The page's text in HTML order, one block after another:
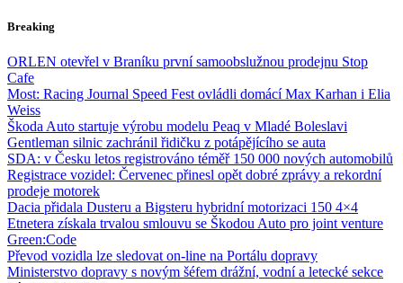
Skip
content
Breaking
ORLEN otevřel v Braníku první samoobslužnou prodejnu Stop
Cafe
Most: Racing Journal Speed Fest ovládli domácí Max Karhan i Elia
Weiss
Škoda Auto startuje výrobu modelu Peaq v Mladé Boleslavi
Gentleman silnic zachránil řidičku z potápějícího se auta
SDA: v Česku letos registrováno téměř 150 000 nových automobilů
Registrace vozidel: Červenec přinesl opět dobré zprávy a rekordní
prodeje motorek
Dacia přidala Dusteru a Bigsteru hybridní motorizaci 150 4×4
Etnetera získala trvalou smlouvu se Škodou Auto pro joint venture
Green:Code
Převod vozidla lze sledovat on-line na Portálu dopravy
Ministerstvo dopravy s novým šéfem drážní, vodní a letecké sekce